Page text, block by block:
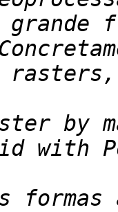
with
formas